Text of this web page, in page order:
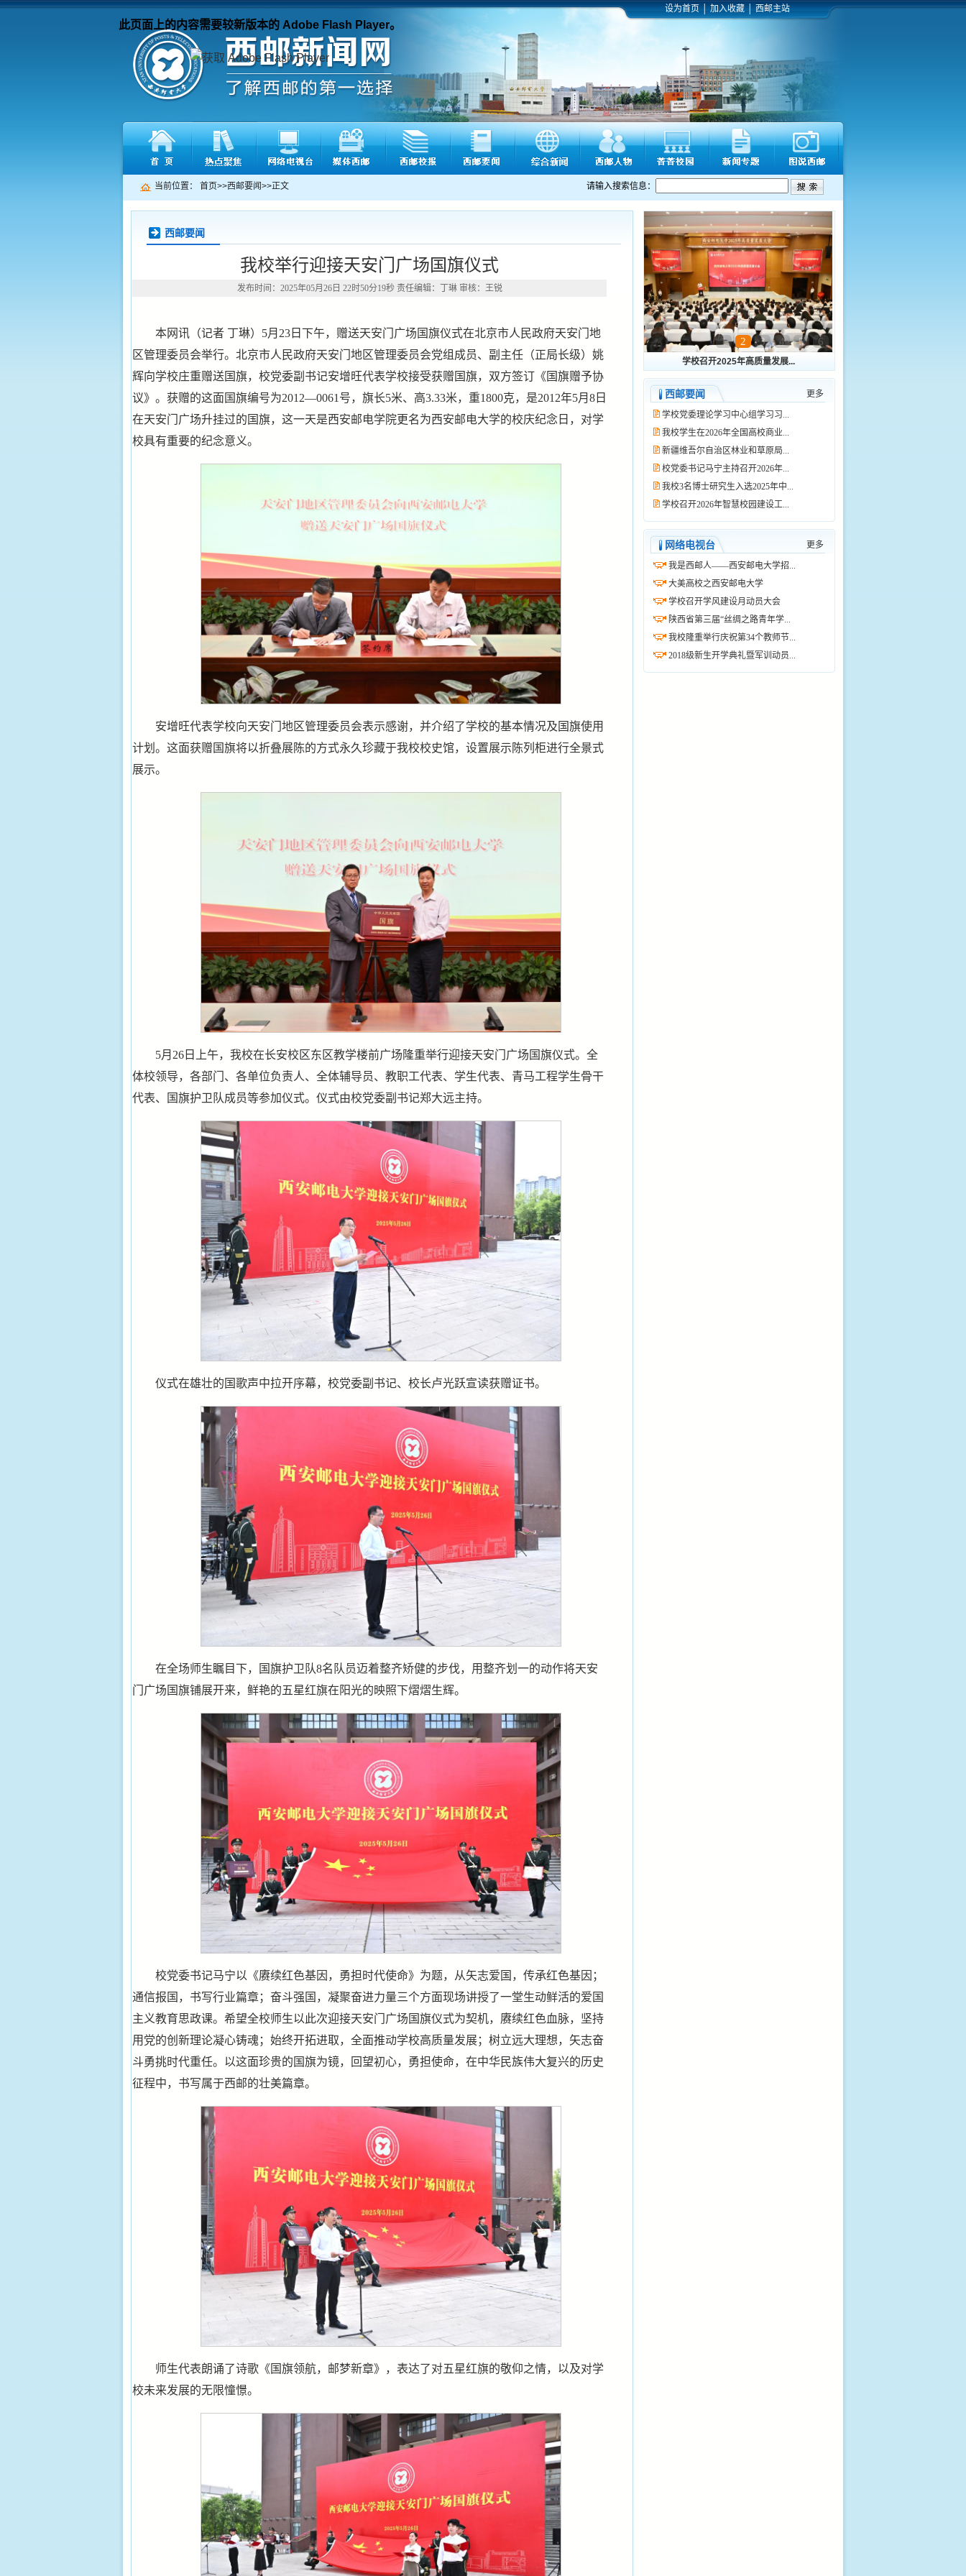
设为首页│加入收藏│西邮主站
此页面上的内容需要较新版本的 Adobe Flash Player。
当前位置： 首页>>西邮要闻>>正文 请输入搜索信息：
西邮要闻
我校举行迎接天安门广场国旗仪式
发布时间：2025年05月26日 22时50分19秒 责任编辑：丁琳 审核：王锐
本网讯 （记者 丁琳） 5月23日下午，赠送天安门广场国旗仪式在北京市人民政府天安门地
区管理委员会举行。北京市人民政府天安门地区管理委员会党组成员、副主任（正局长级）姚
辉向学校庄重赠送国旗，校党委副书记安增旺代表学校接受获赠国旗，双方签订《国旗赠予协
议》。获赠的这面国旗编号为2012—0061号，旗长5米、高3.33米，重1800克，是2012年5月8日
在天安门广场升挂过的国旗，这一天是西安邮电学院更名为西安邮电大学的校庆纪念日， 对学
校具有重要的纪念意义。
安增旺代表学校向天安门地区管理委员会表示感谢，并介绍了学校的基本情况及国旗使用
计划。这面获赠国旗将以折叠展陈的方式永久珍藏于我校校史馆，设置展示陈列柜进行全景式
展示。
5月26日上午，我校在长安校区东区教学楼前广场隆重举行迎接天安门广场国旗仪式。全
体校领导，各部门、各单位负责人、全体辅导员、教职工代表、学生代表、青马工程学生骨干
代表、国旗护卫队成员等参加仪式。仪式由校党委副书记郑大远主持。
仪式在雄壮的国歌声中拉开序幕，校党委副书记、校长卢光跃宣读获赠证书。
在全场师生瞩目下，国旗护卫队8名队员迈着整齐矫健的步伐，用整齐划一的动作将天安
门广场国旗铺展开来，鲜艳的五星红旗在阳光的映照下熠熠生辉。
校党委书记马宁以《赓续红色基因，勇担时代使命》为题，从矢志爱国，传承红色基因；
通信报国，书写行业篇章；奋斗强国，凝聚奋进力量三个方面现场讲授了一堂生动鲜活的爱国
主义教育思政课。希望全校师生以此次迎接天安门广场 国旗仪式为契机，赓续红色血脉，坚持
用党的创新理论凝心铸魂；始终开拓进取，全面推动学校高质量发展；树立远大理想，矢志奋
斗勇挑时代重任。以这面珍贵的国旗为镜，回望初心，勇担使命，在中华民族伟大复兴的历史
征程中，书写属于西邮的壮美篇章。
师生代表朗诵了诗歌《国旗领航，邮梦新章》，表达了对五星红旗的敬仰之情，以及对学
校未来发展的无限憧憬。
1 2 3 4 5 6
学校召开2025年高质量发展...
西邮要闻 更多
学校党委理论学习中心组学习习...
我校学生在2026年全国高校商业...
新疆维吾尔自治区林业和草原局...
校党委书记马宁主持召开2026年...
我校3名博士研究生入选2025年中...
学校召开2026年智慧校园建设工...
网络电视台 更多
我是西邮人——西安邮电大学招...
大美高校之西安邮电大学
学校召开学风建设月动员大会
陕西省第三届“丝绸之路青年学...
我校隆重举行庆祝第34个教师节...
2018级新生开学典礼暨军训动员...